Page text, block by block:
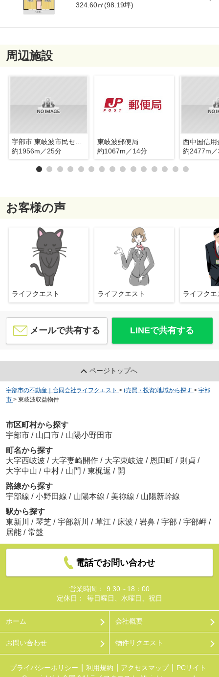
324.60㎡(98.19坪)
周辺施設
約1956m／25分
東岐波郵便局
約1067m／14分
約2477m
お客様の声
ライフクエスト ライフクエスト ライフク
メールで共有する LINEで共有する
ページトップへ
宇部市の不動産｜合同会社ライフクエスト > (売買・投資)地域から探す > 宇部
市 > 東岐波収益物件
市区町村から探す
宇部市 / 山口市 / 山陽小野田市
町名から探す
大字西岐波 / 大字妻崎開作 / 大字東岐波 / 恩田町 / 則貞 /
大字中山 / 中村 / 山門 / 東梶返 / 開
路線から探す
宇部線 / 小野田線 / 山陽本線 / 美祢線 / 山陽新幹線
駅から探す
東新川
/ 琴芝 / 宇部新川 / 草江 / 床波 / 岩鼻 / 宇部 / 宇部岬 /
居能 / 常盤
電話でお問い合わせ
営業時間：
9:30～18：00
定休日：
毎日曜日、水曜日、祝日
ホーム 会社概要
お問い合わせ 物件リクエスト
プライバシーポリシー 利用規約 アクセスマップ
PCサイト